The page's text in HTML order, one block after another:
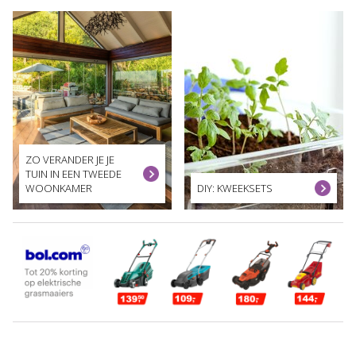
ZO VERANDER JE JE
TUIN IN EEN TWEEDE
WOONKAMER
DIY: KWEEKSETS